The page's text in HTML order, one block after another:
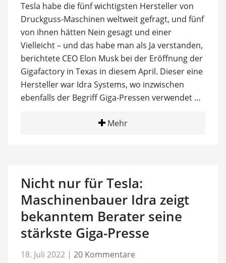
Tesla habe die fünf wichtigsten Hersteller von
Druckguss-Maschinen weltweit gefragt, und fünf
von ihnen hätten Nein gesagt und einer
Vielleicht – und das habe man als Ja verstanden,
berichtete CEO Elon Musk bei der Eröffnung der
Gigafactory in Texas in diesem April. Dieser eine
Hersteller war Idra Systems, wo inzwischen
ebenfalls der Begriff Giga-Pressen verwendet …
Mehr
Nicht nur für Tesla:
Maschinenbauer Idra zeigt
bekanntem Berater seine
stärkste Giga-Presse
18. Juli 2022 | 20 Kommentare